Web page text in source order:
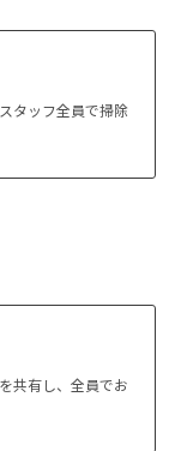
タッフ全員で掃除
共有し、全員でお